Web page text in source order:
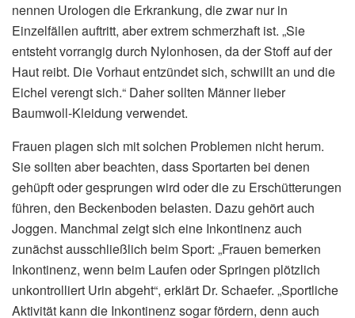
nennen Urologen die Erkrankung, die zwar nur in
Einzelfällen auftritt, aber extrem schmerzhaft ist. „Sie
entsteht vorrangig durch Nylonhosen, da der Stoff auf der
Haut reibt. Die Vorhaut entzündet sich, schwillt an und die
Eichel verengt sich.“ Daher sollten Männer lieber
Baumwoll-Kleidung verwendet.
Frauen plagen sich mit solchen Problemen nicht herum.
Sie sollten aber beachten, dass Sportarten bei denen
gehüpft oder gesprungen wird oder die zu Erschütterungen
führen, den Beckenboden belasten. Dazu gehört auch
Joggen. Manchmal zeigt sich eine Inkontinenz auch
zunächst ausschließlich beim Sport: „Frauen bemerken
Inkontinenz, wenn beim Laufen oder Springen plötzlich
unkontrolliert Urin abgeht“, erklärt Dr. Schaefer. „Sportliche
Aktivität kann die Inkontinenz sogar fördern, denn auch